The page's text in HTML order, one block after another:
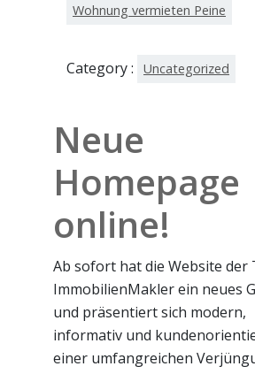
Wohnung vermieten Peine
Category : Uncategorized
Neue
Homepage
online!
Ab sofort hat die Website der
ImmobilienMakler ein neues
und präsentiert sich modern,
informativ und
einer umfangreichen